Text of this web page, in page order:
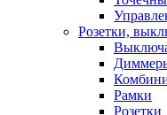
Розетки,
Рамки
Розетки